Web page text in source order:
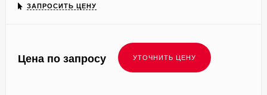
ЗАПРОСИТЬ ЦЕНУ
Цена по запросу